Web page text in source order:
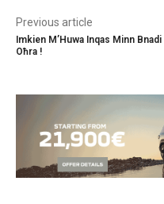
Previous article
Imkien M’Huwa Inqas Minn Bnadi
Oħra !